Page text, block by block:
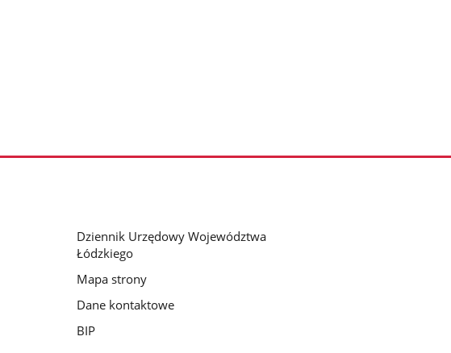
Dziennik Urzędowy Województwa
Łódzkiego
Mapa strony
Dane kontaktowe
BIP